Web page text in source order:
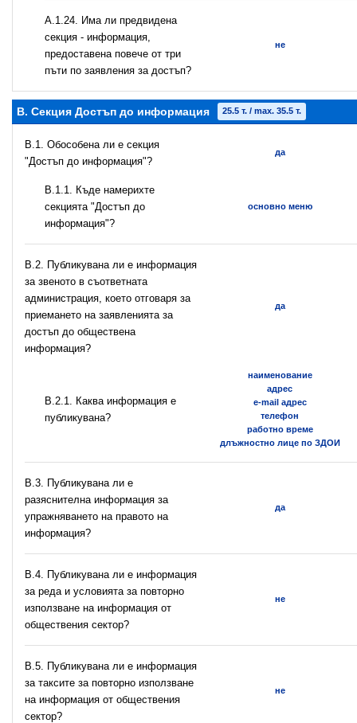
А.1.24. Има ли предвидена
секция - информация,
предоставена повече от три
пъти по заявления за достъп?
не
B. Секция Достъп до информация 25.5 т. / max. 35.5 т.
В.1. Обособена ли е секция
"Достъп до информация"?
да
В.1.1. Къде намерихте
секцията "Достъп до
информация"?
основно меню
В.2. Публикувана ли е информация
за звеното в съответната
администрация, което отговаря за
приемането на заявленията за
достъп до обществена
информация?
да
B.2.1. Каква информация е
публикувана?
наименование
адрес
e-mail адрес
телефон
работно време
длъжностно лице по ЗДОИ
В.3. Публикувана ли е
разяснителна информация за
упражняването на правото на
информация?
да
В.4. Публикувана ли е информация
за реда и условията за повторно
използване на информация от
обществения сектор?
не
В.5. Публикувана ли е информация
за таксите за повторно използване
на информация от обществения
сектор?
не